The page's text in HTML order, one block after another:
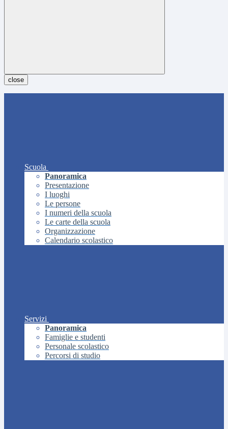
close
Scuola
Panoramica
Presentazione
I luoghi
Le persone
I numeri della scuola
Le carte della scuola
Organizzazione
Calendario scolastico
Servizi
Panoramica
Famiglie e studenti
Personale scolastico
Percorsi di studio